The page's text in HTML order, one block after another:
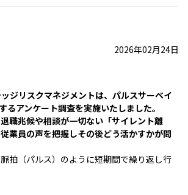
2026年02月24日
ジリスクマネジメントは、パルスサーベイ
るアンケート調査を実施いたしました。
職兆候や相談が一切ない「サイレント離
業員の声を把握しその後どう活かすかが問
拍（パルス）のように短期間で繰り返し行